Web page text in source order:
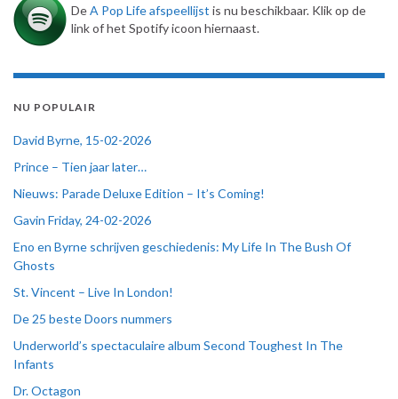
DeA Pop Life afspeellijst is nu beschikbaar. Klik op de
link of het Spotify icoon hiernaast.
NU POPULAIR
David Byrne, 15-02-2026
Prince – Tien jaar later…
Nieuws: Parade Deluxe Edition – It’s Coming!
Gavin Friday, 24-02-2026
Eno en Byrne schrijven geschiedenis: My Life In The Bush Of
Ghosts
St. Vincent – Live In London!
De 25 beste Doors nummers
Underworld’s spectaculaire album Second Toughest In The
Infants
Dr. Octagon